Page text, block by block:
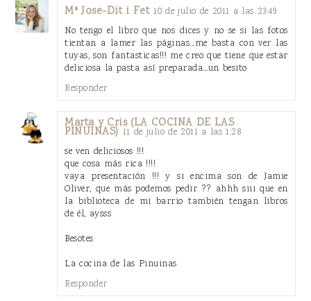
Mª Jose-Dit i Fet 10 de julio de 2011 a las 23:49
No tengo el libro que nos dices y no se si las fotos
tientan a lamer las páginas...me basta con ver las
tuyas, son fantasticas!!! me creo que tiene que estar
deliciosa la pasta así preparada...un besito
Responder
Marta y Cris (LA COCINA DE LAS
PINUINAS) 11 de julio de 2011 a las 1:28
se ven deliciosos !!!
que cosa más rica !!!!
vaya presentación !!! y si encima son de Jamie
Oliver, que más podemos pedir ?? ahhh siii que en
la biblioteca de mi barrio también tengan libros
de él, aysss
Besotes
La cocina de las Pinuinas
Responder